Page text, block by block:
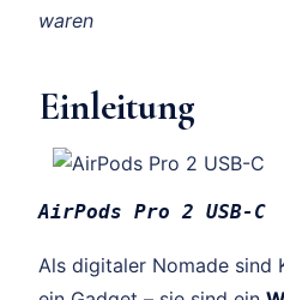
waren
Einleitung
AirPods Pro 2 USB-C
Als digitaler Nomade sind